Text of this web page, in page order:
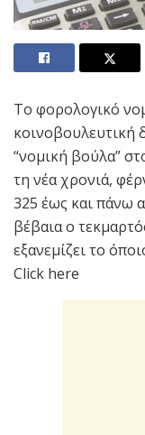
Το φορολογικό
κοινοβουλευτική
“νομική βούλα”
τη νέα χρονιά,
325 έως και πάνω
βέβαια ο
εξανεμίζει το
Click here